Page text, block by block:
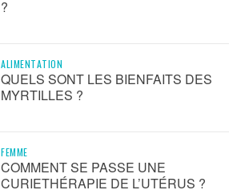
?
ALIMENTATION
QUELS SONT LES BIENFAITS DES
MYRTILLES ?
FEMME
COMMENT SE PASSE UNE
CURIETHÉRAPIE DE L’UTÉRUS ?